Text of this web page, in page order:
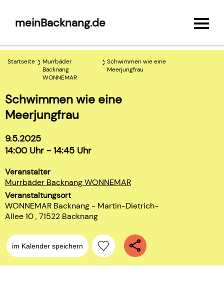
meinBacknang.de
Startseite
Murrbäder
Backnang
WONNEMAR
Schwimmen wie eine
Meerjungfrau
Schwimmen wie eine
Meerjungfrau
9.5.2025
14:00 Uhr - 14:45 Uhr
Veranstalter
Murrbäder Backnang WONNEMAR
Veranstaltungsort
WONNEMAR Backnang - Martin-Dietrich-
Allee 10 , 71522 Backnang
im Kalender speichern